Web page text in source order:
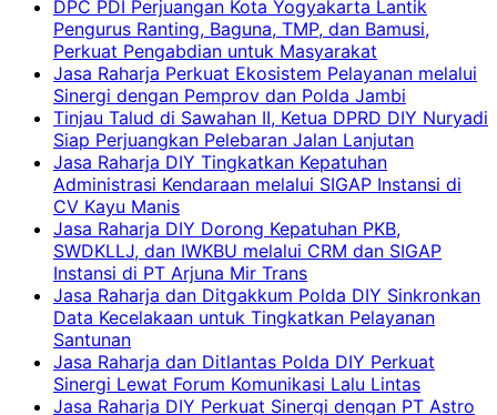
DPC PDI Perjuangan Kota Yogyakarta Lantik
Pengurus Ranting, Baguna, TMP, dan Bamusi,
Perkuat Pengabdian untuk Masyarakat
Jasa Raharja Perkuat Ekosistem Pelayanan melalui
Sinergi dengan Pemprov dan Polda Jambi
Tinjau Talud di Sawahan II, Ketua DPRD DIY Nuryadi
Siap Perjuangkan Pelebaran Jalan Lanjutan
Jasa Raharja DIY Tingkatkan Kepatuhan
Administrasi Kendaraan melalui SIGAP Instansi di
CV Kayu Manis
Jasa Raharja DIY Dorong Kepatuhan PKB,
SWDKLLJ, dan IWKBU melalui CRM dan SIGAP
Instansi di PT Arjuna Mir Trans
Jasa Raharja dan Ditgakkum Polda DIY Sinkronkan
Data Kecelakaan untuk Tingkatkan Pelayanan
Santunan
Jasa Raharja dan Ditlantas Polda DIY Perkuat
Sinergi Lewat Forum Komunikasi Lalu Lintas
Jasa Raharja DIY Perkuat Sinergi dengan PT Astro